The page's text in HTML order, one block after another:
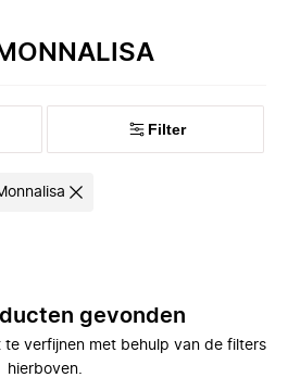
Filter
gevonden
verfijnen met behulp van de filters
hierboven.